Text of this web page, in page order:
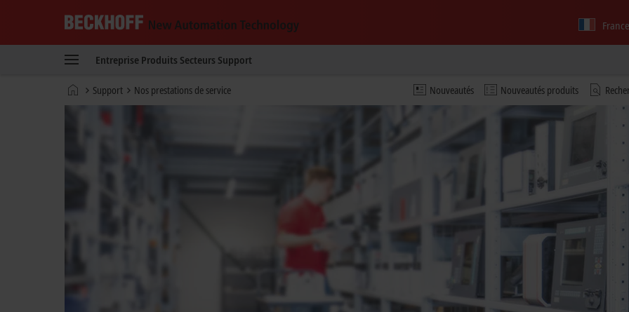
New
Technology
France
Entreprise Produits Secteurs Support
Nouveautés Nouveautés produits
Page
Support Nos prestations de service